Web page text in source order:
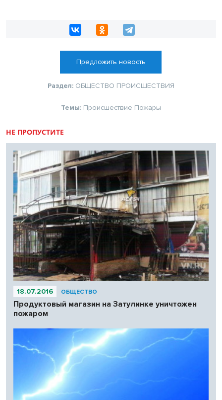
Предложить новость
Раздел: ОБЩЕСТВО ПРОИСШЕСТВИЯ
Темы: Происшествие Пожары
НЕ ПРОПУСТИТЕ
18.07.2016 ОБЩЕСТВО
Продуктовый магазин на Затулинке уничтожен
пожаром